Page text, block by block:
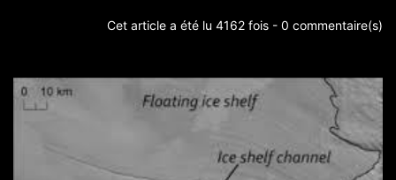
Cet article a été lu 4162 fois - 0 commentaire(s)